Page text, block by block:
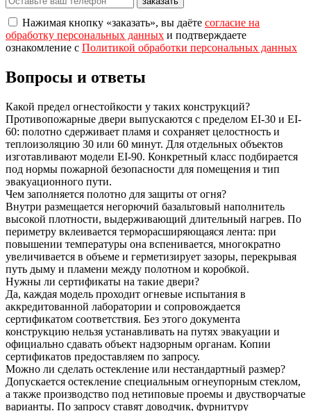
Нажимая кнопку «заказать», вы даёте согласие на
обработку персональных данных и подтверждаете
ознакомление с Политикой обработки персональных данных
Вопросы и ответы
Какой предел огнестойкости у таких конструкций?
Противопожарные двери выпускаются с пределом EI-30 и EI-
60: полотно сдерживает пламя и сохраняет целостность и
теплоизоляцию 30 или 60 минут. Для отдельных объектов
изготавливают модели EI-90. Конкретный класс подбирается
под нормы пожарной безопасности для помещения и тип
эвакуационного пути.
Чем заполняется полотно для защиты от огня?
Внутри размещается негорючий базальтовый наполнитель
высокой плотности, выдерживающий длительный нагрев. По
периметру вклеивается терморасширяющаяся лента: при
повышении температуры она вспенивается, многократно
увеличивается в объеме и герметизирует зазоры, перекрывая
путь дыму и пламени между полотном и коробкой.
Нужны ли сертификаты на такие двери?
Да, каждая модель проходит огневые испытания в
аккредитованной лаборатории и сопровождается
сертификатом соответствия. Без этого документа
конструкцию нельзя устанавливать на путях эвакуации и
официально сдавать объект надзорным органам. Копии
сертификатов предоставляем по запросу.
Можно ли сделать остекление или нестандартный размер?
Допускается остекление специальным огнеупорным стеклом,
а также производство под нетиповые проемы и двустворчатые
варианты. По запросу ставят доводчик, фурнитуру